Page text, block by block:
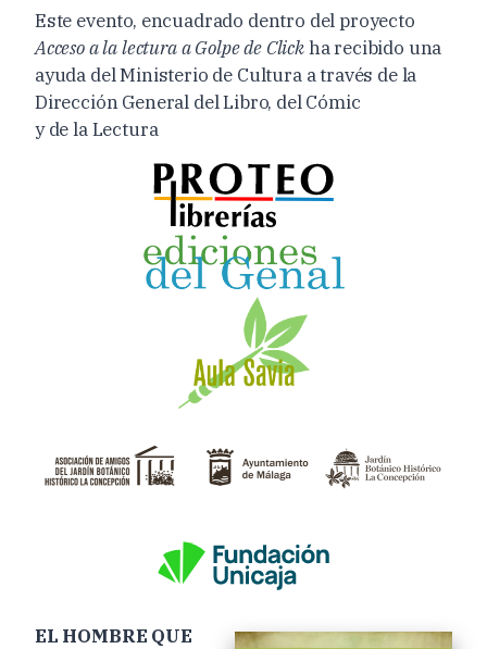
Este evento, encuadrado dentro del proyecto
Acceso a la lectura a Golpe de Clickha recibido una
ayuda del Ministerio de Cultura a través de la
Dirección General del Libro, del Cómic
y de la Lectura
EL HOMBRE QUE